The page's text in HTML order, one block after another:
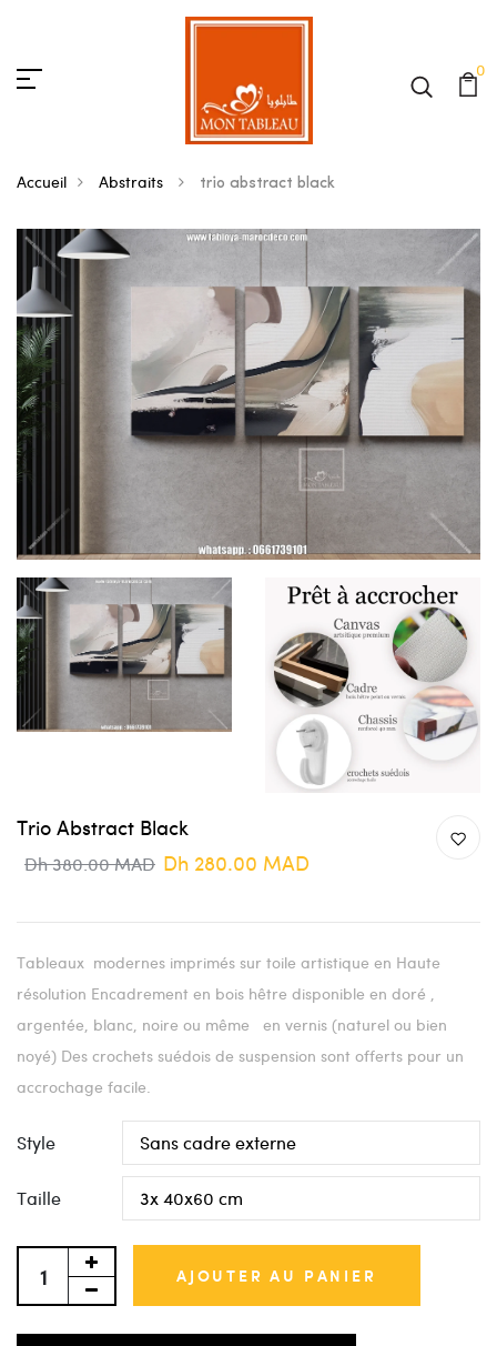
0
Accueil Abstraits trio abstract black
Trio Abstract Black
Dh 380.00 MAD Dh 280.00 MAD
Tableaux modernes imprimés sur toile artistique en Haute
résolution Encadrement en bois hêtre disponible en doré ,
argentée, blanc, noire ou même en vernis (naturel ou bien
noyé) Des crochets suédois de suspension sont offerts pour un
accrochage facile.
Style
Taille
AJOUTER AU PANIER